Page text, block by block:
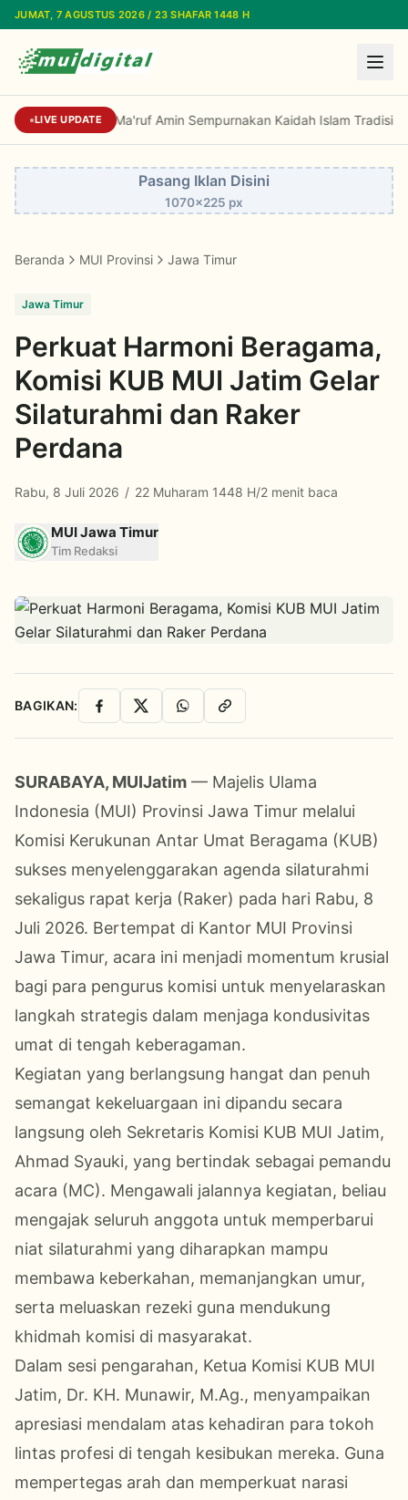
Lewati ke konten utama
JUMAT, 7 AGUSTUS 2026 / 23 SHAFAR 1448 H
LIVE UPDATE
Prof Niam: Kiai Ma'ruf Amin Sempurnakan Kaidah Islam
Pasang Iklan Disini
1070x225 px
Beranda MUI Provinsi Jawa Timur
Jawa Timur
Perkuat Harmoni Beragama,
Komisi KUB MUI Jatim Gelar
Silaturahmi dan Raker
Perdana
Rabu, 8 Juli 2026 / 22 Muharam 1448 H/2 menit baca
MUI Jawa Timur
Tim Redaksi
BAGIKAN: Facebook
X WhatsAppSalin Link
SURABAYA, MUIJatim — Majelis Ulama
Indonesia (MUI) Provinsi Jawa Timur melalui
Komisi Kerukunan Antar Umat Beragama (KUB)
sukses menyelenggarakan agenda silaturahmi
sekaligus rapat kerja (Raker) pada hari Rabu, 8
Juli 2026. Bertempat di Kantor MUI Provinsi
Jawa Timur, acara ini menjadi momentum krusial
bagi para pengurus komisi untuk menyelaraskan
langkah strategis dalam menjaga kondusivitas
umat di tengah keberagaman.
Kegiatan yang berlangsung hangat dan penuh
semangat kekeluargaan ini dipandu secara
langsung oleh Sekretaris Komisi KUB MUI Jatim,
Ahmad Syauki, yang bertindak sebagai pemandu
acara (MC). Mengawali jalannya kegiatan, beliau
mengajak seluruh anggota untuk memperbarui
niat silaturahmi yang diharapkan mampu
membawa keberkahan, memanjangkan umur,
serta meluaskan rezeki guna mendukung
khidmah komisi di masyarakat.
Dalam sesi pengarahan, Ketua Komisi KUB MUI
Jatim, Dr. KH. Munawir, M.Ag., menyampaikan
apresiasi mendalam atas kehadiran para tokoh
lintas profesi di tengah kesibukan mereka. Guna
mempertegas arah dan memperkuat narasi